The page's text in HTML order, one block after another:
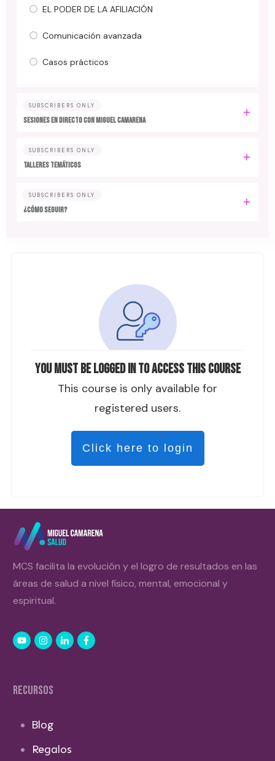
You must be logged in to access this course
This course is only available for
registered users.
Click here to login
EL PODER DE LA AFILIACIÓN
Comunicación avanzada
Casos prácticos
SUBSCRIBERS ONLY
SESIONES EN DIRECTO CON MIGUEL CAMARENA
SUBSCRIBERS ONLY
TALLERES TEMÁTICOS
SUBSCRIBERS ONLY
¿CÓMO SEGUIR?
MCS facilita la evolución y el logro de resultados en las
áreas de salud a nivel físico, mental, emocional y
espiritual.
RECURSOS
Blog
Regalos